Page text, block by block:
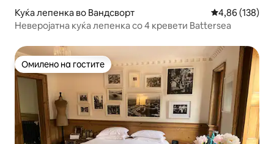
Куќа лепенка во Вандсворт Просечна
4,86 (138)
Неверојатна куќа лепенка со 4 кревети Battersea
Омилено на гостите
Омилено на гостите